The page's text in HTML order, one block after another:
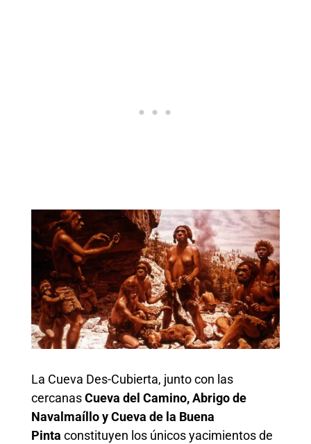
La Cueva Des-Cubierta, junto con las
cercanasCueva del Camino, Abrigo de
Navalmaíllo y Cueva de la Buena
Pinta constituyen los únicos yacimientos de